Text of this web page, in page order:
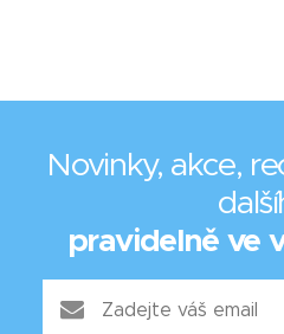
Novinky, akce,
pravidelně ve